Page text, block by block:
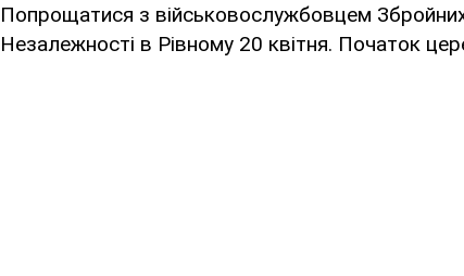
Попрощатися з військовослужбовцем
Незалежності в Рівному 20 квітня. Початок